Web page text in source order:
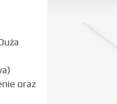
oraz